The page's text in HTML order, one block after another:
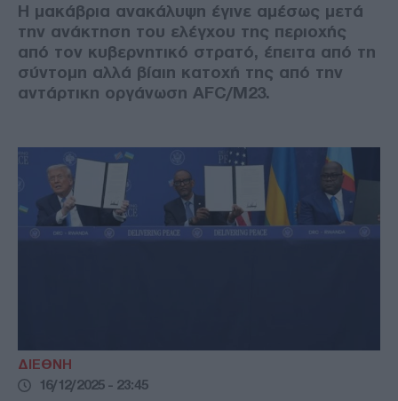
Η μακάβρια ανακάλυψη έγινε αμέσως μετά
την ανάκτηση του ελέγχου της περιοχής
από τον κυβερνητικό στρατό, έπειτα από τη
σύντομη αλλά βίαιη κατοχή της από την
αντάρτικη οργάνωση AFC/M23.
ΔΙΕΘΝΗ
16/12/2025 - 23:45